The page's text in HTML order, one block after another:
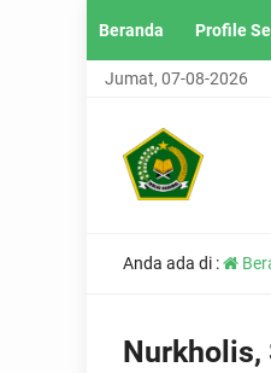
Beranda Profile
Jumat, 07-08-2026
Anda ada di :
Nurkholis,